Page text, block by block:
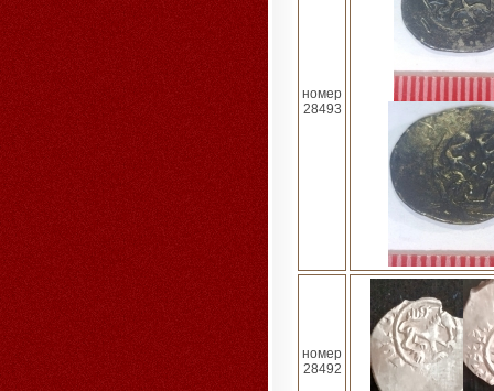
номер
28493
номер
28492